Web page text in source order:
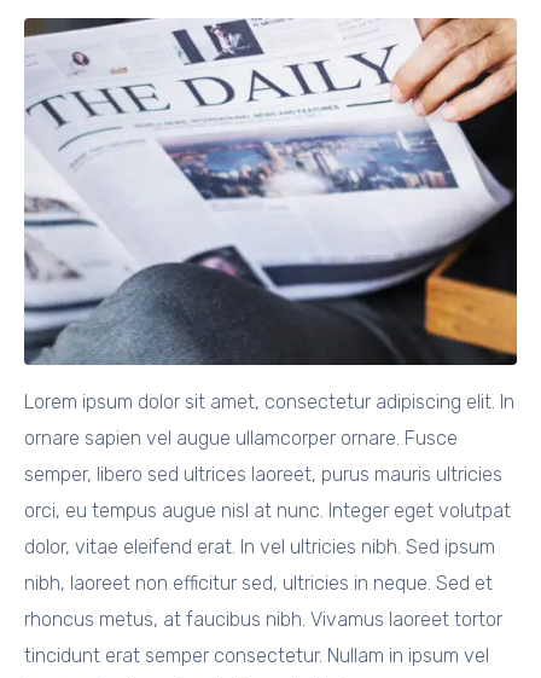
Lorem ipsum dolor sit amet, consectetur adipiscing elit. In
ornare sapien vel augue ullamcorper ornare. Fusce
semper, libero sed ultrices laoreet, purus mauris ultricies
orci, eu tempus augue nisl at nunc. Integer eget volutpat
dolor, vitae eleifend erat. In vel ultricies nibh. Sed ipsum
nibh, laoreet non efficitur sed, ultricies in neque. Sed et
rhoncus metus, at faucibus nibh. Vivamus laoreet tortor
tincidunt erat semper consectetur. Nullam in ipsum vel